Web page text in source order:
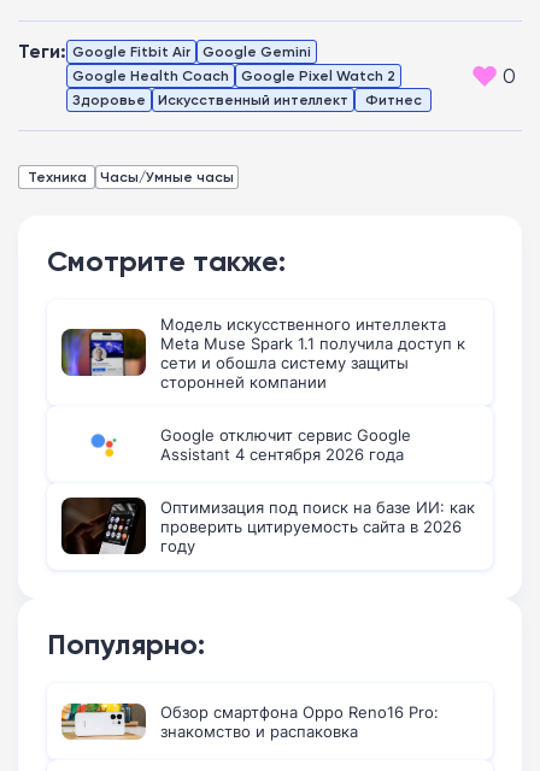
Теги: Google Fitbit Air
Google Gemini
Google Health Coach
Google Pixel Watch 2
Здоровье
Искусственный интеллект Фитнес
0
Техника Часы/Умные часы
Смотрите также:
Модель искусственного интеллекта
Meta Muse Spark 1.1 получила доступ к
сети и обошла систему защиты
сторонней компании
Google отключит сервис Google
Assistant 4 сентября 2026 года
Оптимизация под поиск на базе ИИ: как
проверить цитируемость сайта в 2026
году
Популярно:
Обзор смартфона Oppo Reno16 Pro:
знакомство и распаковка